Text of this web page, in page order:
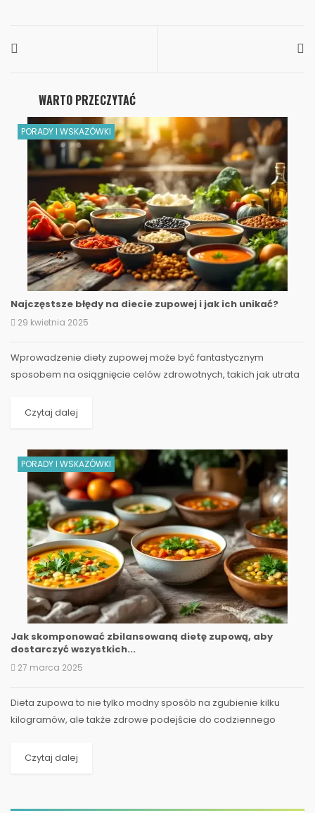
WARTO PRZECZYTAĆ
PORADY I WSKAZÓWKI
Najczęstsze błędy na diecie zupowej i jak ich unikać?
29 kwietnia 2025
Wprowadzenie diety zupowej może być fantastycznym
sposobem na osiągnięcie celów zdrowotnych, takich jak utrata
Czytaj dalej
PORADY I WSKAZÓWKI
Jak skomponować zbilansowaną dietę zupową, aby
dostarczyć wszystkich...
27 marca 2025
Dieta zupowa to nie tylko modny sposób na zgubienie kilku
kilogramów, ale także zdrowe podejście do codziennego
Czytaj dalej